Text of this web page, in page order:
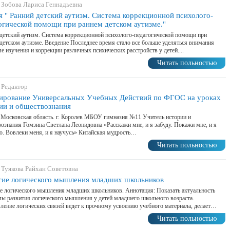
Лариса Геннадьевна
" Ранний детский аутизм. Система коррекционной психолого-
помощи при раннем детском аутизме."
аутизм. Система коррекционной психолого-педагогической помощи при
аутизме. Введение Последнее время стало все больше уделяться внимания
изучения и коррекции различных психических расстройств у детей....
Читать польностью
Универсальных Учебных Действий по ФГОС на уроках
и обществознания
область. г. Королев МБОУ гимназия №11 Учитель истории и
Гомзина Светлана Леонидовна «Расскажи мне, и я забуду. Покажи мне, и я
Вовлеки меня, и я научусь» Китайская мудрость…
Читать польностью
Райхан Советовна
логического мышления младших школьников
логического мышления младших школьников. Аннотация: Показать актуальность
развития логического мышления у детей младшего школьного возраста.
логических связей ведет к прочному усвоению учебного материала, делает…
Читать польностью